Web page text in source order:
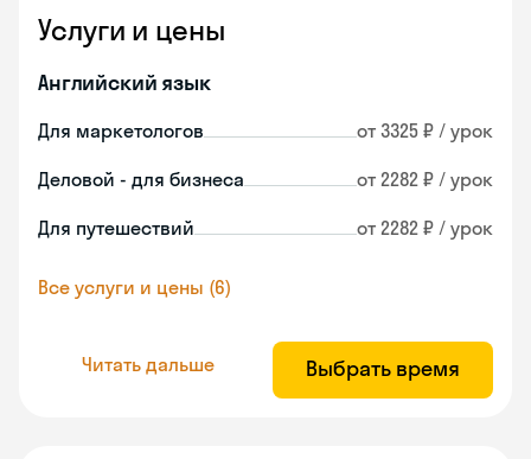
Услуги и цены
Английский язык
Для маркетологов от 3325 ₽ / урок
Деловой - для бизнеса от 2282 ₽ / урок
Для путешествий от 2282 ₽ / урок
Все услуги и цены (6)
Читать дальше Выбрать время